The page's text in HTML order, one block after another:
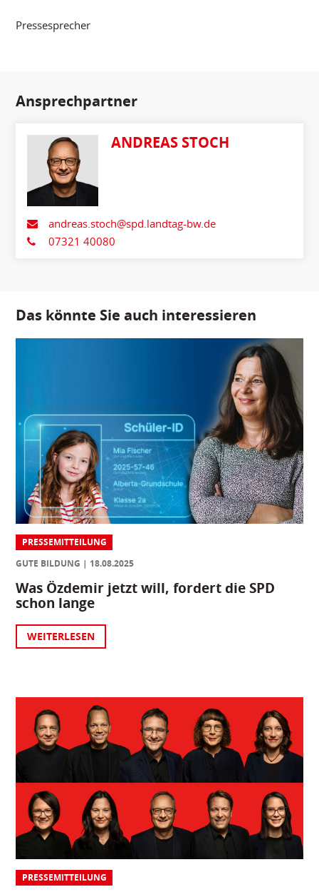
Pressesprecher
Ansprechpartner
ANDREAS STOCH
andreas.stoch@spd.landtag-bw.de
07321 40080
Das könnte Sie auch interessieren
PRESSEMITTEILUNG
GUTE BILDUNG
18.08.2025
Was Özdemir jetzt will, fordert die SPD
schon lange
WEITERLESEN
PRESSEMITTEILUNG